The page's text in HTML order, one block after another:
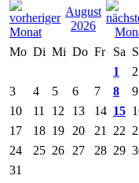
August
2026
Mo Di Mi Do Fr Sa
1
2
3
4 5 6 7 8
9
10
11 12 13 14 15
17
18 19 20 21 22
24
25 26 27 28 29
31